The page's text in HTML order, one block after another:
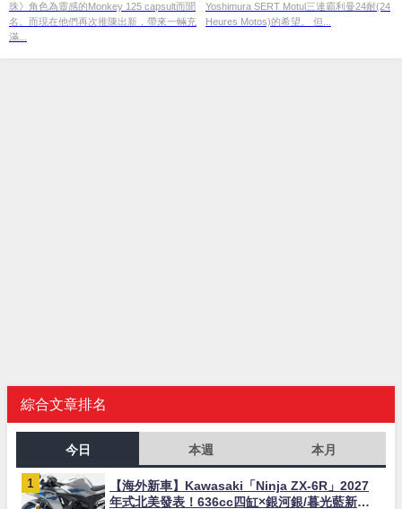
珠》角色為靈感的Monkey 125 capsult而聞
名。而現在他們再次推陳出新，帶來一輛充
滿...
Yoshimura SERT Motul三連霸利曼24耐(24
Heures Motos)的希望。 但...
綜合文章排名
今日 本週 本月
【海外新車】Kawasaki「Ninja ZX-6R」2027
年式北美發表！636cc四缸×銀河銀/暮光藍新色